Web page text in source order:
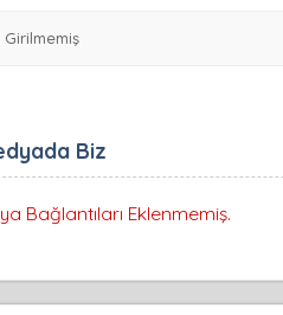
Biz
Bağlantıları Eklenmemiş.